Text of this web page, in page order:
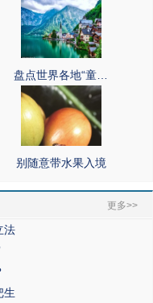
盘点世界各地“童…
别随意带水果入境
更多>>
法
生